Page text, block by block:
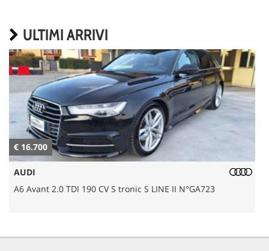
ULTIMI ARRIVI
€ 16.700
AUDI
A6 Avant 2.0 TDI 190 CV S tronic S LINE II N°GA723